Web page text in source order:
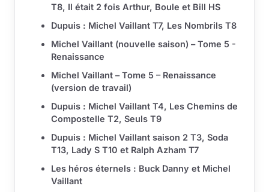
T8, Il était 2 fois Arthur, Boule et Bill HS
Dupuis : Michel Vaillant T7, Les Nombrils T8
Michel Vaillant (nouvelle saison) – Tome 5 -
Renaissance
Michel Vaillant – Tome 5 – Renaissance
(version de travail)
Dupuis : Michel Vaillant T4, Les Chemins de
Compostelle T2, Seuls T9
Dupuis : Michel Vaillant saison 2 T3, Soda
T13, Lady S T10 et Ralph Azham T7
Les héros éternels : Buck Danny et Michel
Vaillant